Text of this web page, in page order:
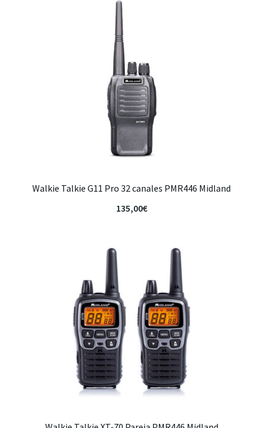
Walkie Talkie G11 Pro 32 canales PMR446 Midland
135,00€